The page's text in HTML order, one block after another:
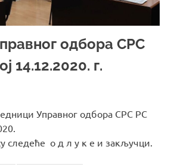
одбора СРС
14.12.2020. г.
СРС РС
Управног одбора СРС РС
следеће о д л у к е и закључци.